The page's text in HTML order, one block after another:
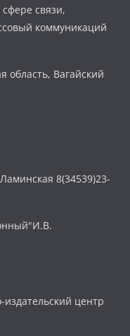
связи,
коммуникаций
область, Вагайский
8(34539)23-
центр